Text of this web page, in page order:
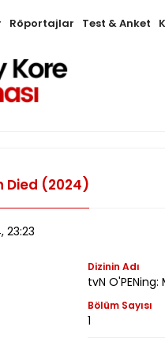
Röportajlar Test & Anket
Died (2024)
23:23
Dizinin Adı
tvN
Bölüm Sayısı
1